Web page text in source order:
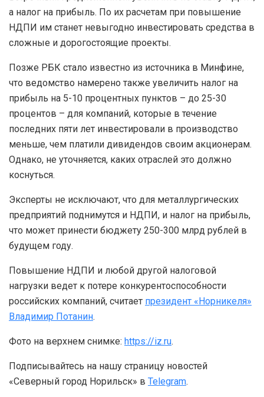
а налог на прибыль. По их расчетам при повышение
НДПИ им станет невыгодно инвестировать средства в
сложные и дорогостоящие проекты.
Позже РБК стало известно из источника в Минфине,
что ведомство намерено также увеличить налог на
прибыль на 5-10 процентных пунктов – до 25-30
процентов – для компаний, которые в течение
последних пяти лет инвестировали в производство
меньше, чем платили дивидендов своим акционерам.
Однако, не уточняется, каких отраслей это должно
коснуться.
Эксперты не исключают, что для металлургических
предприятий поднимутся и НДПИ, и налог на прибыль,
что может принести бюджету 250-300 млрд рублей в
будущем году.
Повышение НДПИ и любой другой налоговой
нагрузки ведет к потере конкурентоспособности
российских компаний, считает президент «Норникеля»
Владимир Потанин.
Фото на верхнем снимке: https://iz.ru.
Подписывайтесь на нашу страницу новостей
«Северный город Норильск» в Telegram.